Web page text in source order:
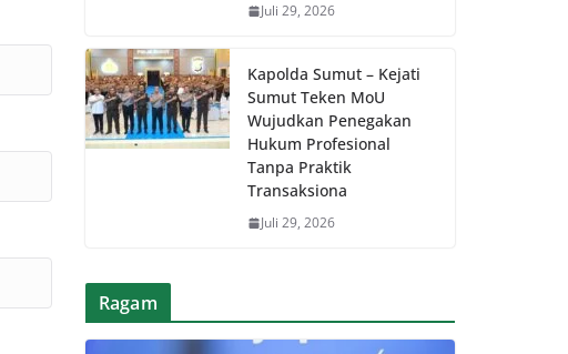
Juli 29, 2026
Kapolda Sumut – Kejati
Sumut Teken MoU
Wujudkan Penegakan
Hukum Profesional
Tanpa Praktik
Transaksiona
Juli 29, 2026
Ragam